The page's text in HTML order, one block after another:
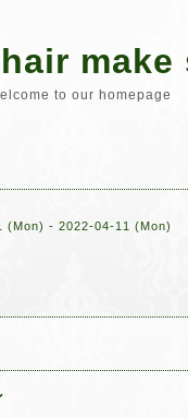
make
to our homepage
(Mon) - 2022-04-11 (Mon)